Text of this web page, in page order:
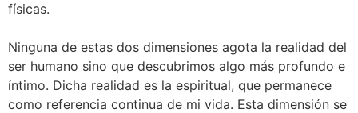
físicas.
Ninguna de estas dos dimensiones agota la realidad del
ser humano sino que descubrimos algo más profundo e
íntimo. Dicha realidad es la espiritual, que permanece
como referencia continua de mi vida. Esta dimensión se